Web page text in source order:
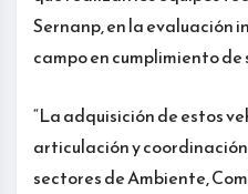
Sernanp, en la evaluación
campo en cumplimiento
“La adquisición de estos
articulación y
sectores de Ambiente,